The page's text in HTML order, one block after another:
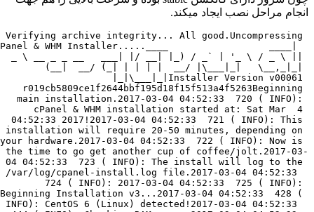
انجام مراحل نصب ایجاد میکند.
Verifying archive integrity... All good.Uncompressing
& WHM Installer.....____                  ____|
_ \ __ _ _ __   ___| |/ __| |_) / _` | '_ \ / _ \ ||
(__|  __/ (_| | | | |  __/ |\___|_|   \__,_|_|
|_|\___|_|Installer Version v00061
r019cb5809ce1f2644bbf195d18f15f513a4f5263Beginning
main installation.2017-03-04 04:52:33  720 ( INFO):
cPanel & WHM installation started at: Sat Mar  4
04:52:33 2017!2017-03-04 04:52:33  721 ( INFO): This
installation will require 20-50 minutes, depending on
your hardware.2017-03-04 04:52:33  722 ( INFO): Now is
the time to go get another cup of coffee/jolt.2017-03-
04 04:52:33  723 ( INFO): The install will log to the
/var/log/cpanel-install.log file.2017-03-04 04:52:33
724 ( INFO): 2017-03-04 04:52:33  725 ( INFO):
Beginning Installation v3...2017-03-04 04:52:33  428 (
INFO): CentOS 6 (Linux) detected!2017-03-04 04:52:33